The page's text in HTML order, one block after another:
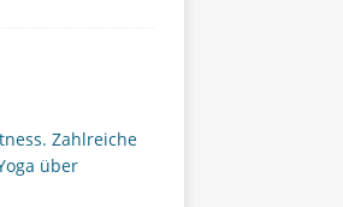
Zahlreiche
über